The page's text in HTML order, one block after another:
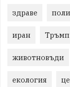
здраве
иран Тръмп
животновъди
екология